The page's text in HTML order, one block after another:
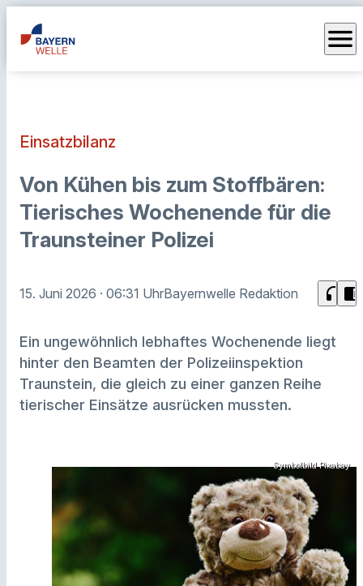
menu
Einsatzbilanz
Von Kühen bis zum Stoffbären:
Tierisches Wochenende für die
Traunsteiner Polizei
15. Juni 2026 · 06:31 UhrBayernwelle Redaktion headphones chrome_reader_mode
Ein ungewöhnlich lebhaftes Wochenende liegt
hinter den Beamten der Polizeiinspektion
Traunstein, die gleich zu einer ganzen Reihe
tierischer Einsätze ausrücken mussten.
Symbolbild Pixabay